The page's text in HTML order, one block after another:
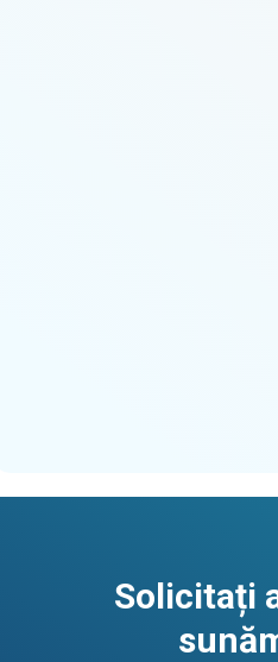
Solicitați